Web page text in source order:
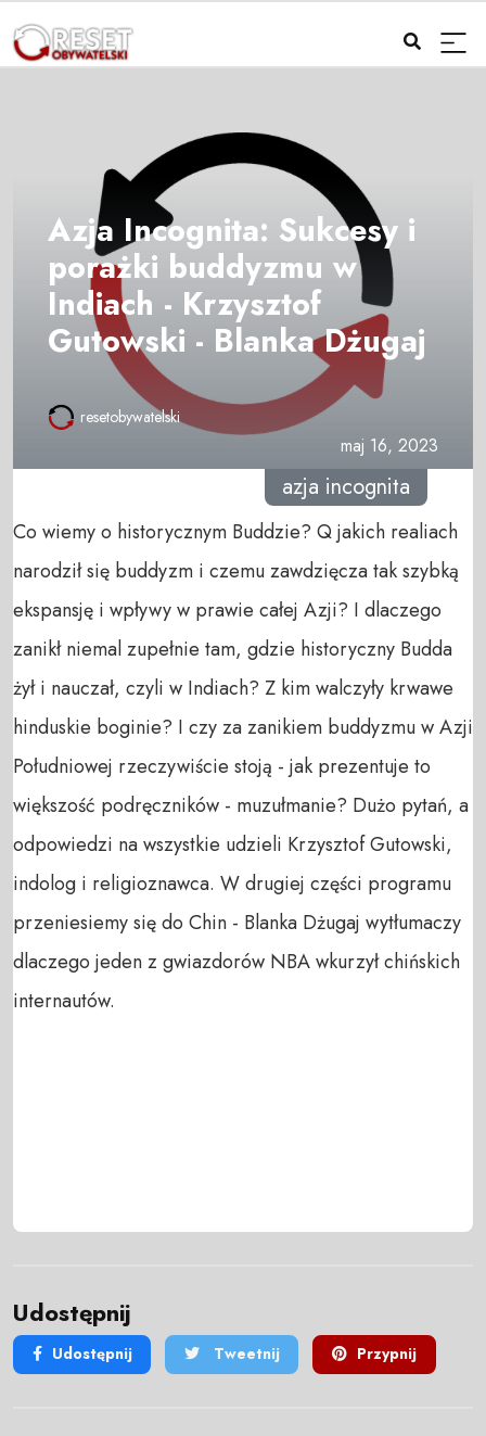
Azja Incognita: Sukcesy i
porażki buddyzmu w
Indiach - Krzysztof
Gutowski - Blanka Dżugaj
resetobywatelski
maj 16, 2023
azja incognita
Co wiemy o historycznym Buddzie? Q jakich realiach
narodził się buddyzm i czemu zawdzięcza tak szybką
ekspansję i wpływy w prawie całej Azji? I dlaczego
zanikł niemal zupełnie tam, gdzie historyczny Budda
żył i nauczał, czyli w Indiach? Z kim walczyły krwawe
hinduskie boginie? I czy za zanikiem buddyzmu w Azji
Południowej rzeczywiście stoją - jak prezentuje to
większość podręczników - muzułmanie? Dużo pytań, a
odpowiedzi na wszystkie udzieli Krzysztof Gutowski,
indolog i religioznawca. W drugiej części programu
przeniesiemy się do Chin - Blanka Dżugaj wytłumaczy
dlaczego jeden z gwiazdorów NBA wkurzył chińskich
internautów.
Udostępnij
Udostępnij Tweetnij Przypnij